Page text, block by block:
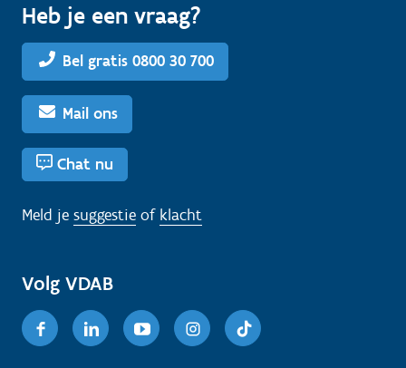
Heb je een vraag?
Bel gratis 0800 30 700
Mail ons
Chat nu
Meld je suggestie of klacht
Volg VDAB
FacebookLinkedinYoutubeInstagram